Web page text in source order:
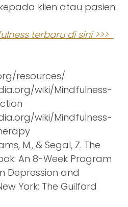
klien atau pasien.
terbaru di sini >>>
resources/
wiki/Mindfulness-
wiki/Mindfulness-
M., & Segal, Z. The
An 8-Week Program
Depression and
York: The Guilford